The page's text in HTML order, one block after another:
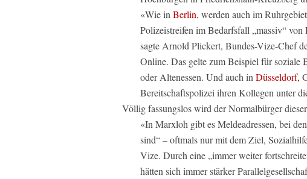
«Wie in Berlin, werden auch im
Polizeistreifen im Bedarfsfall „massiv“
sagte Arnold Plickert, Bundes-Vize-Chef
Online. Das gelte zum Beispiel für
oder Altenessen. Und auch in Düsseldorf,
Bereitschaftspolizei ihren Kollegen unter
Völlig fassungslos wird der Normalbürger
«In Marxloh gibt es Meldeadressen, bei
sind“ – oftmals nur mit dem Ziel,
Vize. Durch eine „immer weiter
hätten sich immer stärker